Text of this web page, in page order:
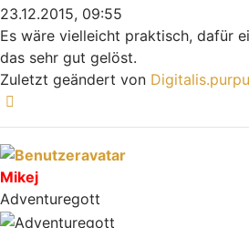
23.12.2015, 09:55
Es wäre vielleicht praktisch, dafür
das sehr gut gelöst.
Zuletzt geändert von
Mikej
Adventuregott